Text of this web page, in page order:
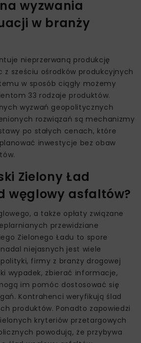
wyzwania
w branży
nieprzerwaną produkcję
z sześciu ośrodków produkcyjnych
temu w sposób ciągły możemy
33 rodzaje produktów.
wyzwań geopolitycznych
rozwiązań są mechanizmy
po stałych cenach, które
inwestycje bez obaw
Zielony Ład
węglowy asfaltów?
a także opłaty związane
przewidziane
Zielonego Ładu to spore
niejasnych jest wiele
firmy z branży drogowej
wypadek, zbierać informacje,
im pomóc dostosować się
Kontrahenci weryfikują ślad
produktów. Ponadto zapowiedzi
kryteriów przetargowych
powodują, że przybywa